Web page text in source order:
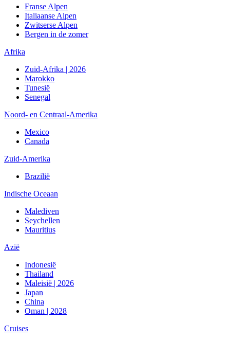
Franse Alpen
Italiaanse Alpen
Zwitserse Alpen
Bergen in de zomer
Afrika
Zuid-Afrika | 2026
Marokko
Tunesië
Senegal
Noord- en Centraal-Amerika
Mexico
Canada
Zuid-Amerika
Brazilië
Indische Oceaan
Malediven
Seychellen
Mauritius
Azië
Indonesië
Thailand
Maleisië | 2026
Japan
China
Oman | 2028
Cruises